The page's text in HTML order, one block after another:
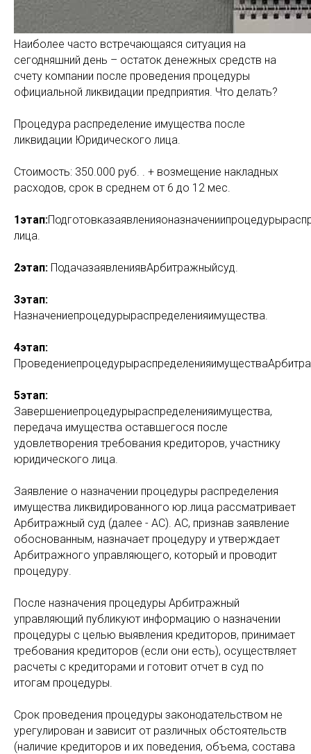
Наиболее часто встречающаяся ситуация на
сегодняшний день – остаток денежных средств на
счету компании после проведения процедуры
официальной ликвидации предприятия. Что делать?
Процедура распределение имущества после
ликвидации Юридического лица.
Стоимость: 350.000 руб. . + возмещение накладных
расходов, срок в среднем от 6 до 12 мес.
1этап:
лица.
2этап: ПодачазаявлениявАрбитражныйсуд.
3этап:
Назначениепроцедурыраспределенияимущества.
4этап:
5этап:
Завершениепроцедурыраспределенияимущества,
передача имущества оставшегося после
удовлетворения требования кредиторов, участнику
юридического лица.
Заявление о назначении процедуры распределения
имущества ликвидированного юр.лица рассматривает
Арбитражный суд (далее - АС). АС, признав заявление
обоснованным, назначает процедуру и утверждает
Арбитражного управляющего, который и проводит
процедуру.
После назначения процедуры Арбитражный
управляющий публикуют информацию о назначении
процедуры с целью выявления кредиторов, принимает
требования кредиторов (если они есть), осуществляет
расчеты с кредиторами и готовит отчет в суд по
итогам процедуры.
Срок проведения процедуры законодательством не
урегулирован и зависит от различных обстоятельств
(наличие кредиторов и их поведения, объема, состава